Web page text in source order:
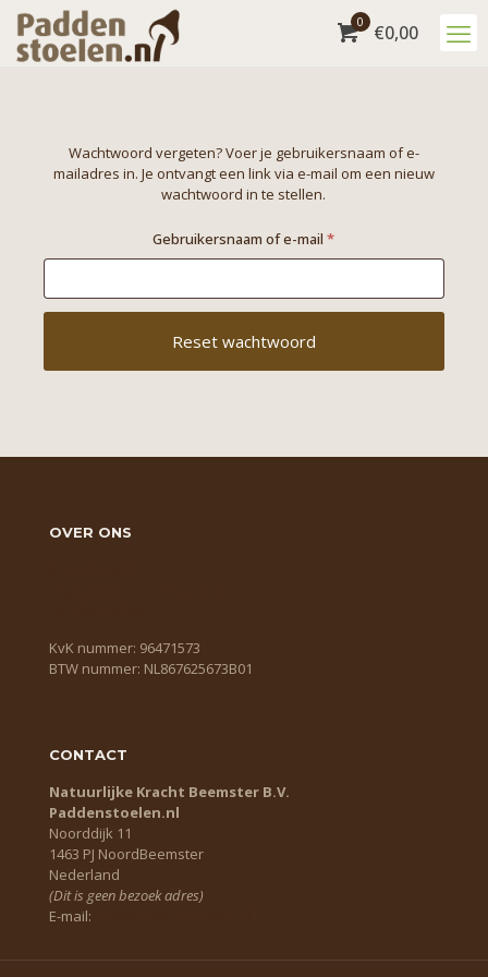
0 €0,00
Wachtwoord vergeten? Voer je gebruikersnaam of e-
mailadres in. Je ontvangt een link via e-mail om een nieuw
wachtwoord in te stellen.
Gebruikersnaam of e-mail*Vereist
Reset wachtwoord
OVER ONS
KvK nummer: 96471573
BTW nummer: NL867625673B01
CONTACT
Natuurlijke Kracht Beemster B.V.
Paddenstoelen.nl
Noorddijk 11
1463 PJ NoordBeemster
Nederland
(Dit is geen bezoek adres)
E-mail: